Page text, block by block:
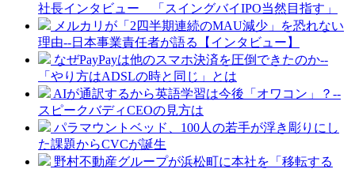
社長インタビュー 「スイングバイIPO当然目指す」
メルカリが「2四半期連続のMAU減少」を恐れない
理由--日本事業責任者が語る【インタビュー】
なぜPayPayは他のスマホ決済を圧倒できたのか--
「やり方はADSLの時と同じ」とは
AIが通訳するから英語学習は今後「オワコン」？--
スピークバディCEOの見方は
パラマウントベッド、100人の若手が浮き彫りにし
た課題からCVCが誕生
野村不動産グループが浜松町に本社を「移転する